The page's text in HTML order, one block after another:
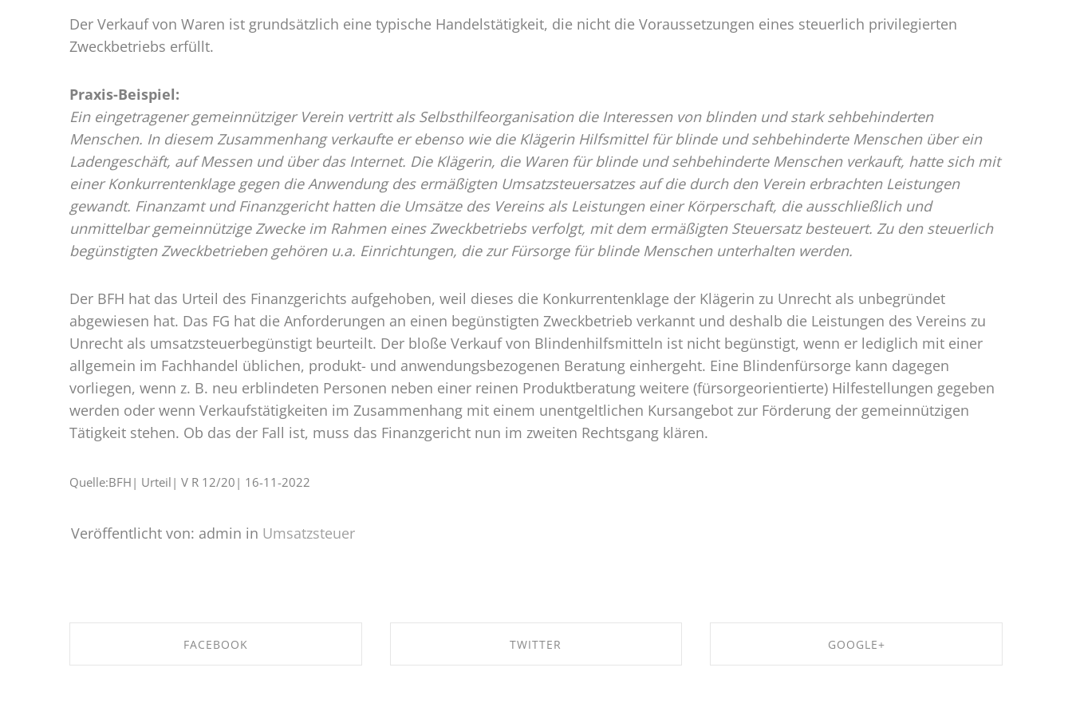
Der Verkauf von Waren ist grundsätzlich eine typische Handelstätigkeit, die nicht die Voraussetzungen eines steuerlich privilegierten
Zweckbetriebs erfüllt.
Praxis-Beispiel:
Ein eingetragener gemeinnütziger Verein vertritt als Selbsthilfeorganisation die Interessen von blinden und stark sehbehinderten
Menschen. In diesem Zusammenhang verkaufte er ebenso wie die Klägerin Hilfsmittel für blinde und sehbehinderte Menschen über ein
Ladengeschäft, auf Messen und über das Internet. Die Klägerin, die Waren für blinde und sehbehinderte Menschen verkauft, hatte sich mit
einer Konkurrentenklage gegen die Anwendung des ermäßigten Umsatzsteuersatzes auf die durch den Verein erbrachten Leistungen
gewandt. Finanzamt und Finanzgericht hatten die Umsätze des Vereins als Leistungen einer Körperschaft, die ausschließlich und
unmittelbar gemeinnützige Zwecke im Rahmen eines Zweckbetriebs verfolgt, mit dem ermäßigten Steuersatz besteuert. Zu den steuerlich
begünstigten Zweckbetrieben gehören u.a. Einrichtungen, die zur Fürsorge für blinde Menschen unterhalten werden.
Der BFH hat das Urteil des Finanzgerichts aufgehoben, weil dieses die Konkurrentenklage der Klägerin zu Unrecht als unbegründet
abgewiesen hat. Das FG hat die Anforderungen an einen begünstigten Zweckbetrieb verkannt und deshalb die Leistungen des Vereins zu
Unrecht als umsatzsteuerbegünstigt beurteilt. Der bloße Verkauf von Blindenhilfsmitteln ist nicht begünstigt, wenn er lediglich mit einer
allgemein im Fachhandel üblichen, produkt- und anwendungsbezogenen Beratung einhergeht. Eine Blindenfürsorge kann dagegen
vorliegen, wenn z. B. neu erblindeten Personen neben einer reinen Produktberatung weitere (fürsorgeorientierte) Hilfestellungen gegeben
werden oder wenn Verkaufstätigkeiten im Zusammenhang mit einem unentgeltlichen Kursangebot zur Förderung der gemeinnützigen
Tätigkeit stehen. Ob das der Fall ist, muss das Finanzgericht nun im zweiten Rechtsgang klären.
Quelle:BFH| Urteil| V R 12/20| 16-11-2022
Veröffentlicht von: admin in Umsatzsteuer
FACEBOOK TWITTER GOOGLE+